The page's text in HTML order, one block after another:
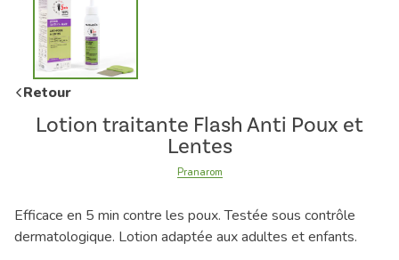
Retour
Lotion traitante Flash Anti Poux et
Lentes
Pranarom
Efficace en 5 min contre les poux. Testée sous contrôle
dermatologique. Lotion adaptée aux adultes et enfants.